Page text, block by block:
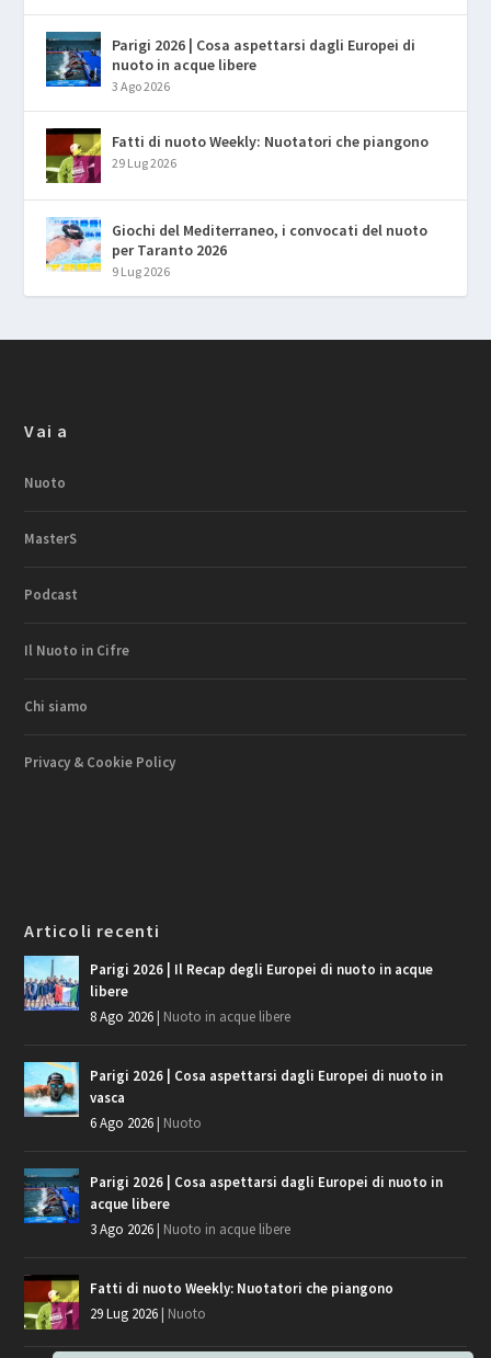
Parigi 2026 | Cosa aspettarsi dagli Europei di
nuoto in acque libere
3 Ago 2026
Fatti di nuoto Weekly: Nuotatori che piangono
29 Lug 2026
Giochi del Mediterraneo, i convocati del nuoto
per Taranto 2026
9 Lug 2026
Vai a
Nuoto
MasterS
Podcast
Il Nuoto in Cifre
Chi siamo
Privacy & Cookie Policy
Articoli recenti
Parigi 2026 | Il Recap degli Europei di nuoto in acque
libere
8 Ago 2026| Nuoto in acque libere
Parigi 2026 | Cosa aspettarsi dagli Europei di nuoto in
vasca
6 Ago 2026| Nuoto
Parigi 2026 | Cosa aspettarsi dagli Europei di nuoto in
acque libere
3 Ago 2026| Nuoto in acque libere
Fatti di nuoto Weekly: Nuotatori che piangono
29 Lug 2026| Nuoto